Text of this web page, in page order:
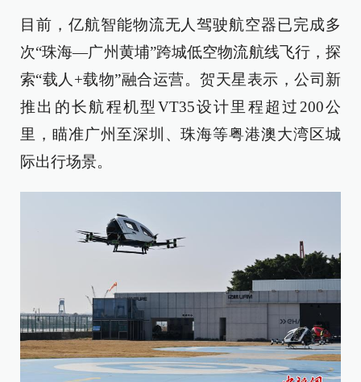
目前，亿航智能物流无人驾驶航空器已完成多
次“珠海—广州黄埔”跨城低空物流航线飞行，探
索“载人+载物”融合运营。贺天星表示，公司新
推出的长航程机型VT35设计里程超过200公
里，瞄准广州至深圳、珠海等粤港澳大湾区城
际出行场景。